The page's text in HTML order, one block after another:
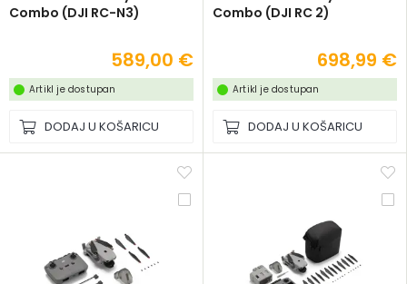
Combo (DJI RC-N3)
589,00 €
Artikl je dostupan
DODAJ U KOŠARICU
Combo (DJI RC 2)
698,99 €
Artikl je dostupan
DODAJ U KOŠARICU